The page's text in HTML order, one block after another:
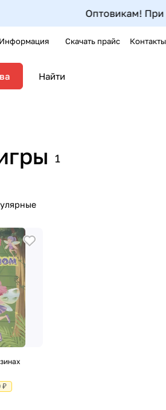
Оптовикам! При покупке
Информация Скачать прайс Контакты
1
₽